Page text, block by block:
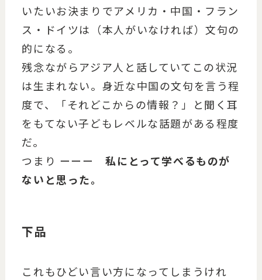
いたいお決まりでアメリカ・中国・フラン
ス・ドイツは（本人がいなければ）文句の
的になる。
残念ながらアジア人と話していてこの状況
は生まれない。身近な中国の文句を言う程
度で、「それどこからの情報？」と聞く耳
をもてない子どもレベルな話題がある程度
だ。
つまり ーーー私にとって学べるものが
ないと思った。
下品
これもひどい言い方になってしまうけれ